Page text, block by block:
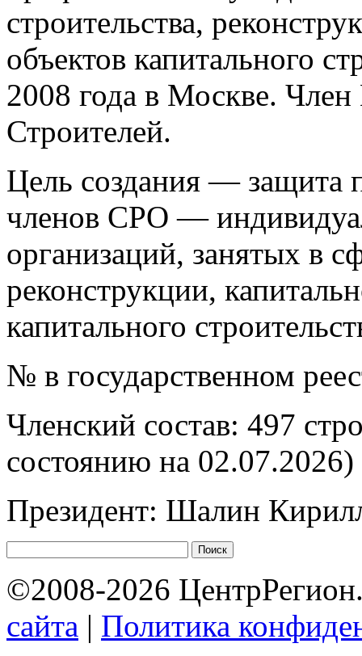
строительства,
объектов капитального
2008 года в Москве.
Строителей.
Цель создания — защита
членов СРО —
организаций, занятых в
реконструкции,
капитального
№ в государственном
Членский состав: 497
состоянию на 02.07.2026)
Президент: Шалин
©2008-2026
сайта | Политика